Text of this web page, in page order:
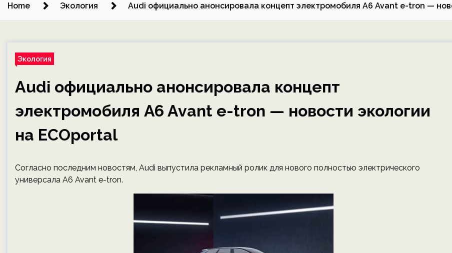
Home Экология Audi официально анонсировала концепт электромобиля A6 Avant e-tron —
Экология
Audi официально анонсировала концепт
электромобиля A6 Avant e-tron — новости экологии
на ECOportal
Согласно последним новостям, Audi выпустила рекламный ролик для нового полностью электрического
универсала A6 Avant e-tron.